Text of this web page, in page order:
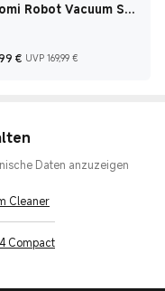
Robot Vacuum S20
€ Current Price
UVP 169,99 €
Daten anzuzeigen
Cleaner
Compact